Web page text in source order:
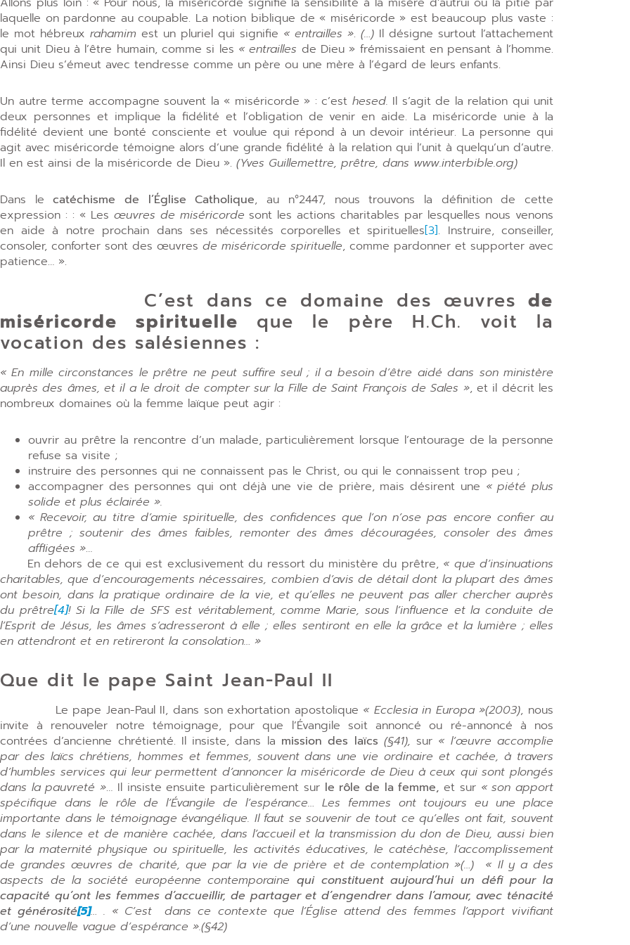
laquelle on pardonne au coupable. La notion biblique de « miséricorde » est beaucoup plus vaste :
le mot hébreux rahamim est un pluriel qui signifie « entrailles ». (…) Il désigne surtout l’attachement
qui unit Dieu à l’être humain, comme si les « entrailles de Dieu » frémissaient en pensant à l’homme.
Ainsi Dieu s’émeut avec tendresse comme un père ou une mère à l’égard de leurs enfants.
Un autre terme accompagne souvent la « miséricorde » : c’est hesed. Il s’agit de la relation qui unit
deux personnes et implique la fidélité et l’obligation de venir en aide. La miséricorde unie à la
fidélité devient une bonté consciente et voulue qui répond à un devoir intérieur. La personne qui
agit avec miséricorde témoigne alors d’une grande fidélité à la relation qui l’unit à quelqu’un d’autre.
Il en est ainsi de la miséricorde de Dieu ». (Yves Guillemettre, prêtre, dans www.interbible.org)
Dans lecatéchisme de l’Église Catholique, au n°2447, nous trouvons la définition de cette
expression : : « Les œuvres de miséricorde sont les actions charitables par lesquelles nous venons
en aide à notre prochain dans ses nécessités corporelles et spirituelles[3]. Instruire, conseiller,
consoler, conforter sont des œuvres de miséricorde spirituelle, comme pardonner et supporter avec
patience… ».
C’est dans ce domaine des œuvres de
miséricorde spirituelle que le père H.Ch. voit la
vocation des salésiennes :
« En mille circonstances le prêtre ne peut suffire seul ; il a besoin d’être aidé dans son ministère
auprès des âmes, et il a le droit de compter sur la Fille de Saint François de Sales », et il décrit les
nombreux domaines où la femme laïque peut agir :
ouvrir au prêtre la rencontre d’un malade, particulièrement lorsque l’entourage de la personne
refuse sa visite ;
instruire des personnes qui ne connaissent pas le Christ, ou qui le connaissent trop peu ;
accompagner des personnes qui ont déjà une vie de prière, mais désirent une « piété plus
solide et plus éclairée ».
« Recevoir, au titre d’amie spirituelle, des confidences que l’on n’ose pas encore confier au
prêtre ; soutenir des âmes faibles, remonter des âmes découragées, consoler des âmes
affligées »…
En dehors de ce qui est exclusivement du ressort du ministère du prêtre, « que d’insinuations
charitables, que d’encouragements nécessaires, combien d’avis de détail dont la plupart des âmes
ont besoin, dans la pratique ordinaire de la vie, et qu’elles ne peuvent pas aller chercher auprès
du prêtre[4]! Si la Fille de SFS est véritablement, comme Marie, sous l’influence et la conduite de
l’Esprit de Jésus, les âmes s’adresseront à elle ; elles sentiront en elle la grâce et la lumière ; elles
en attendront et en retireront la consolation… »
Que dit le pape Saint Jean-Paul II
Le pape Jean-Paul II, dans son exhortation apostolique « Ecclesia in Europa »(2003), nous
invite à renouveler notre témoignage, pour que l’Évangile soit annoncé ou ré-annoncé à nos
contrées d’ancienne chrétienté. Il insiste, dans la mission des laïcs (§41), sur « l’œuvre accomplie
par des laïcs chrétiens, hommes et femmes, souvent dans une vie ordinaire et cachée, à travers
d’humbles services qui leur permettent d’annoncer la miséricorde de Dieu à ceux qui sont plongés
dans la pauvreté »… Il insiste ensuite particulièrement sur le rôle de la femme, et sur « son apport
spécifique dans le rôle de l’Évangile de l’espérance… Les femmes ont toujours eu une place
importante dans le témoignage évangélique. Il faut se souvenir de tout ce qu’elles ont fait, souvent
dans le silence et de manière cachée, dans l’accueil et la transmission du don de Dieu, aussi bien
par la maternité physique ou spirituelle, les activités éducatives, le catéchèse, l’accomplissement
de grandes œuvres de charité, que par la vie de prière et de contemplation »(…) « Il y a des
aspects de la société européenne contemporaine qui constituent aujourd’hui un défi pour la
capacité qu’ont les femmes d’accueillir, de partager et d’engendrer dans l’amour, avec ténacité
et générosité[5]… . « C’est dans ce contexte que l’Église attend des femmes l’apport vivifiant
d’une nouvelle vague d’espérance ».(§42)